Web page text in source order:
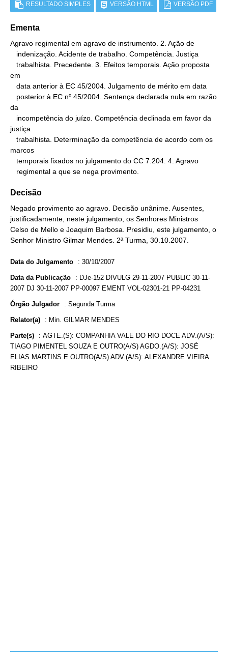
RESULTADO SIMPLES VERSÃO HTML VERSÃO PDF
Ementa
Agravo regimental em agravo de instrumento. 2. Ação de
em
da
justiça
marcos
   regimental a que se nega provimento.
Decisão
Negado provimento ao agravo. Decisão unânime. Ausentes,
justificadamente, neste julgamento, os Senhores Ministros
Celso de Mello e Joaquim Barbosa. Presidiu, este julgamento, o
Senhor Ministro Gilmar Mendes. 2ª Turma, 30.10.2007.
Data do Julgamento : 30/10/2007
Data da Publicação : DJe-152 DIVULG 29-11-2007 PUBLIC 30-11-
2007 DJ 30-11-2007 PP-00097 EMENT VOL-02301-21 PP-04231
Órgão Julgador : Segunda Turma
Relator(a) : Min. GILMAR MENDES
Parte(s) : AGTE.(S): COMPANHIA VALE DO RIO DOCE ADV.(A/S):
TIAGO PIMENTEL SOUZA E OUTRO(A/S) AGDO.(A/S): JOSÉ
ELIAS MARTINS E OUTRO(A/S) ADV.(A/S): ALEXANDRE VIEIRA
RIBEIRO